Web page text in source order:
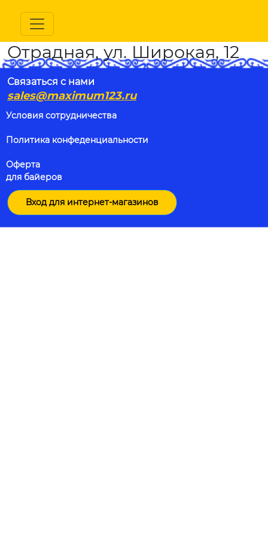
Отрадная, ул. Широкая, 12
Связаться с нами
sales@maximum123.ru
Условия сотрудничества
Политика конфеденциальности
Оферта
для байеров
Вход для интернет-магазинов